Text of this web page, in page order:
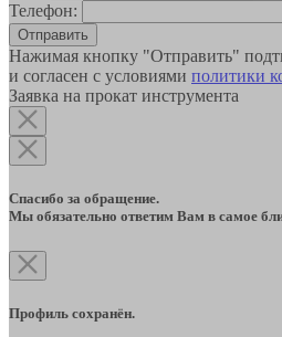
Телефон:
Отправить
Нажимая кнопку "Отправить"
и согласен с условиями политики
Заявка на прокат инструмента
Спасибо за обращение.
Мы обязательно ответим Вам в самое
Профиль сохранён.